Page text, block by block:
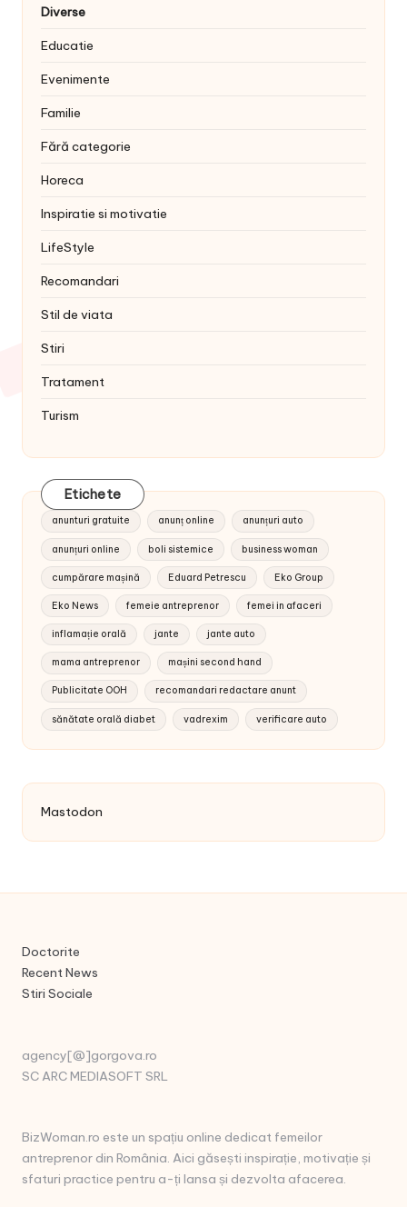
Diverse
Educatie
Evenimente
Familie
Fără categorie
Horeca
Inspiratie si motivatie
LifeStyle
Recomandari
Stil de viata
Stiri
Tratament
Turism
Etichete
anunturi gratuite anunț online anunțuri auto
anunțuri online boli sistemice business woman
cumpărare mașină Eduard Petrescu Eko Group
Eko News femeie antreprenor femei in afaceri
inflamație orală jante jante auto
mama antreprenor mașini second hand
Publicitate OOH recomandari redactare anunt
sănătate orală diabet vadrexim verificare auto
Mastodon
Doctorite
Recent News
Stiri Sociale
agency[@]gorgova.ro
SC ARC MEDIASOFT SRL
BizWoman.ro este un spațiu online dedicat femeilor
antreprenor din România. Aici găsești inspirație, motivație și
sfaturi practice pentru a-ți lansa și dezvolta afacerea.